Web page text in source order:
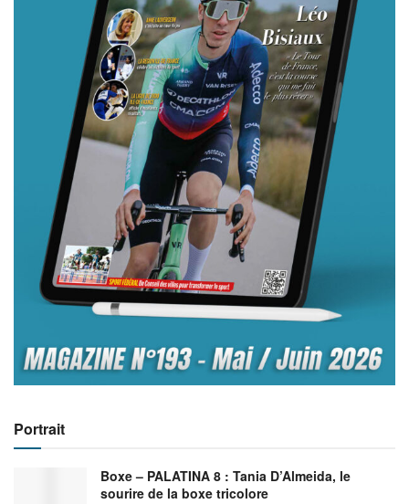
Portrait
Boxe – PALATINA 8 : Tania D’Almeida, le
sourire de la boxe tricolore